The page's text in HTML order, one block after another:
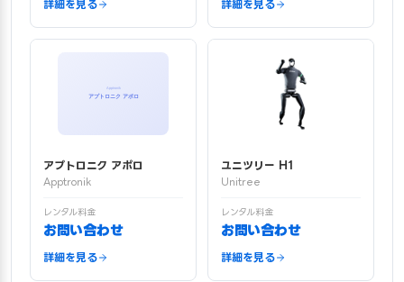
詳細を見る 詳細を見る
アプトロニク アポロ
Apptronik
レンタル料金
お問い合わせ
詳細を見る
ユニツリー H1
Unitree
レンタル料金
お問い合わせ
詳細を見る